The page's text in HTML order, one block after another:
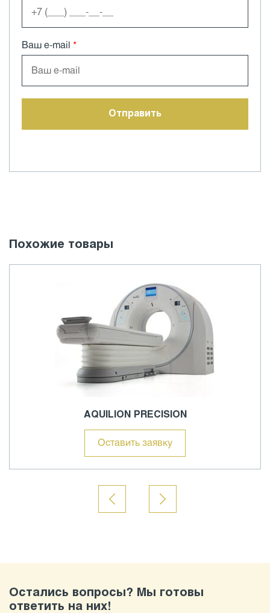
Ваш e-mail *
Похожие товары
AQUILION PRECISION
Оставить заявку
Остались вопросы? Мы готовы
ответить на них!